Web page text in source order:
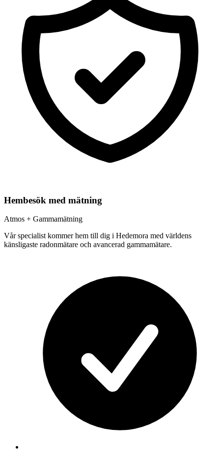
Hembesök med mätning
Atmos + Gammamätning
Vår specialist kommer hem till dig i Hedemora med världens
känsligaste radonmätare och avancerad gammamätare.